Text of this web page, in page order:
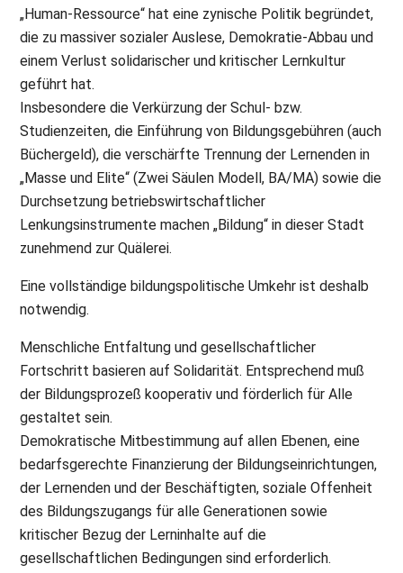
„Human-Ressource“ hat eine zynische Politik begründet,
die zu massiver sozialer Auslese, Demokratie-Abbau und
einem Verlust solidarischer und kritischer Lernkultur
geführt hat.
Insbesondere die Verkürzung der Schul- bzw.
Studienzeiten, die Einführung von Bildungsgebühren (auch
Büchergeld), die verschärfte Trennung der Lernenden in
„Masse und Elite“ (Zwei Säulen Modell, BA/MA) sowie die
Durchsetzung betriebswirtschaftlicher
Lenkungsinstrumente machen „Bildung“ in dieser Stadt
zunehmend zur Quälerei.
Eine vollständige bildungspolitische Umkehr ist deshalb
notwendig.
Menschliche Entfaltung und gesellschaftlicher
Fortschritt basieren auf Solidarität. Entsprechend muß
der Bildungsprozeß kooperativ und förderlich für Alle
gestaltet sein.
Demokratische Mitbestimmung auf allen Ebenen, eine
bedarfsgerechte Finanzierung der Bildungseinrichtungen,
der Lernenden und der Beschäftigten, soziale Offenheit
des Bildungszugangs für alle Generationen sowie
kritischer Bezug der Lerninhalte auf die
gesellschaftlichen Bedingungen sind erforderlich.